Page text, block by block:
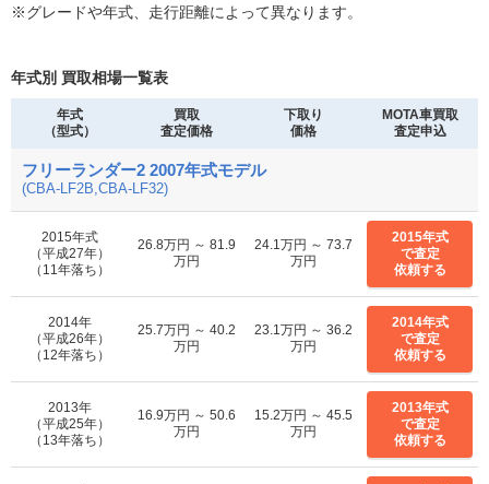
※グレードや年式、走行距離によって異なります。
年式別 買取相場一覧表
年式
（型式）
買取
査定価格
下取り
価格
MOTA車買取
査定申込
フリーランダー2 2007年式モデル
(CBA-LF2B,CBA-LF32)
2015年式
（平成27年）
（11年落ち）
26.8万円 ～ 81.9
万円
24.1万円 ～ 73.7
万円
2015年式
で査定
依頼する
2014年
（平成26年）
（12年落ち）
25.7万円 ～ 40.2
万円
23.1万円 ～ 36.2
万円
2014年式
で査定
依頼する
2013年
（平成25年）
（13年落ち）
16.9万円 ～ 50.6
万円
15.2万円 ～ 45.5
万円
2013年式
で査定
依頼する